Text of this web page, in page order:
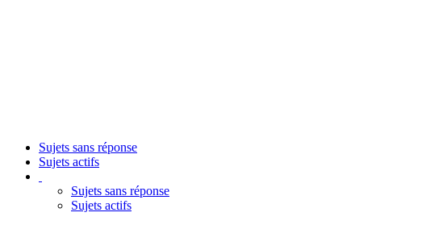
Sujets sans réponse
Sujets actifs
Sujets sans réponse
Sujets actifs